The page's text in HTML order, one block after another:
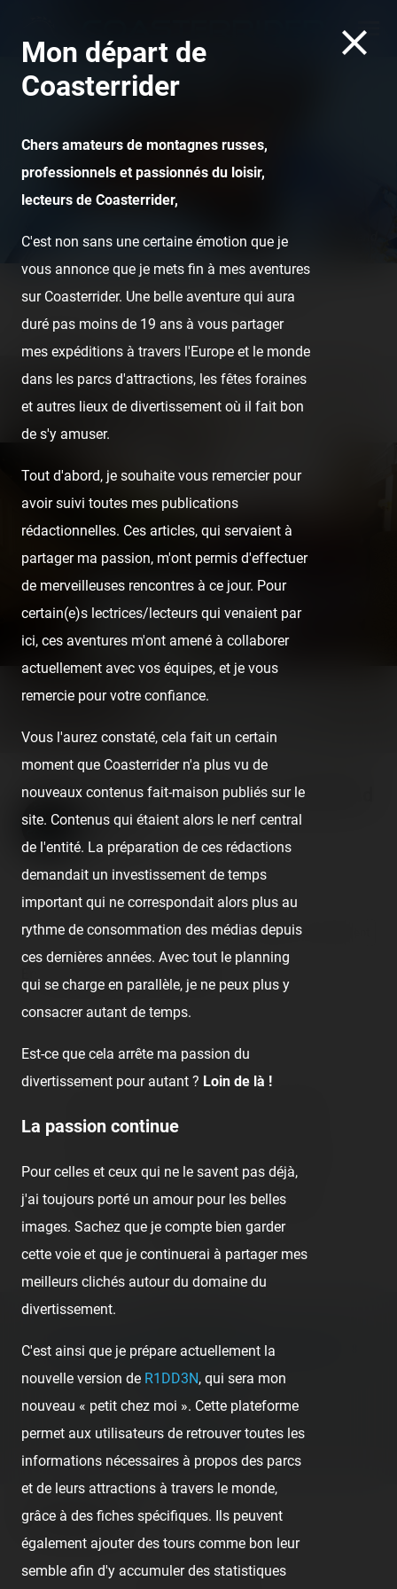
Fēnix - Toverland
Home Posts Instant pictures Disneyland Hotel -
Disneyland Paris
Disneyland Hotel - Disneyland
Paris
Published14 years agoby Coasterrider
React
🤮 Sick ❤️ Supportive 🙏 Thankful
Comment
‹ FOIRE SAINT-MARTIN DE CERGY-PONTOISE — 8
NOVEMBRE 2012
Next post:
Comments
Mon départ de
Coasterrider
Chers amateurs de montagnes russes,
professionnels et passionnés du loisir,
lecteurs de Coasterrider,
C'est non sans une certaine émotion que je
vous annonce que je mets fin à mes aventures
sur Coasterrider. Une belle aventure qui aura
duré pas moins de 19 ans à vous partager
mes expéditions à travers l'Europe et le monde
dans les parcs d'attractions, les fêtes foraines
et autres lieux de divertissement où il fait bon
de s'y amuser.
Tout d'abord, je souhaite vous remercier pour
avoir suivi toutes mes publications
rédactionnelles. Ces articles, qui servaient à
partager ma passion, m'ont permis d'effectuer
de merveilleuses rencontres à ce jour. Pour
certain(e)s lectrices/lecteurs qui venaient par
ici, ces aventures m'ont amené à collaborer
actuellement avec vos équipes, et je vous
remercie pour votre confiance.
Vous l'aurez constaté, cela fait un certain
moment que Coasterrider n'a plus vu de
nouveaux contenus fait-maison publiés sur le
site. Contenus qui étaient alors le nerf central
de l'entité. La préparation de ces rédactions
demandait un investissement de temps
important qui ne correspondait alors plus au
rythme de consommation des médias depuis
ces dernières années. Avec tout le planning
qui se charge en parallèle, je ne peux plus y
consacrer autant de temps.
Est-ce que cela arrête ma passion du
divertissement pour autant ? Loin de là !
La passion continue
Pour celles et ceux qui ne le savent pas déjà,
j'ai toujours porté un amour pour les belles
images. Sachez que je compte bien garder
cette voie et que je continuerai à partager mes
meilleurs clichés autour du domaine du
divertissement.
C'est ainsi que je prépare actuellement la
nouvelle version de R1DD3N, qui sera mon
nouveau « petit chez moi ». Cette plateforme
permet aux utilisateurs de retrouver toutes les
informations nécessaires à propos des parcs
et de leurs attractions à travers le monde,
grâce à des fiches spécifiques. Ils peuvent
également ajouter des tours comme bon leur
semble afin d'y accumuler des statistiques